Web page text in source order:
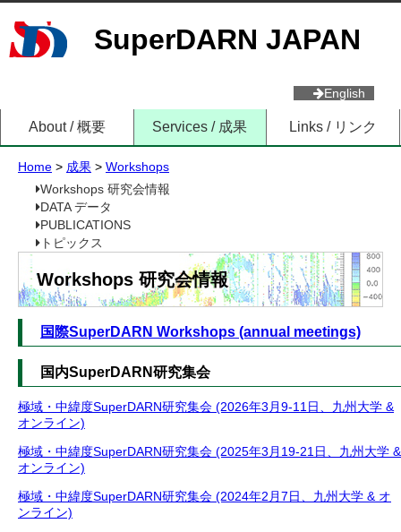
SuperDARN JAPAN
English
About / 概要 Services / 成果 Links / リンク
Home > 成果 > Workshops
Workshops 研究会情報
DATA データ
PUBLICATIONS
トピックス
Workshops 研究会情報
国際SuperDARN Workshops (annual meetings)
国内SuperDARN研究集会
極域・中緯度SuperDARN研究集会 (2026年3月9-11日、九州大学 &
オンライン)
極域・中緯度SuperDARN研究集会 (2025年3月19-21日、九州大学 &
オンライン)
極域・中緯度SuperDARN研究集会 (2024年2月7日、九州大学 & オ
ンライン)